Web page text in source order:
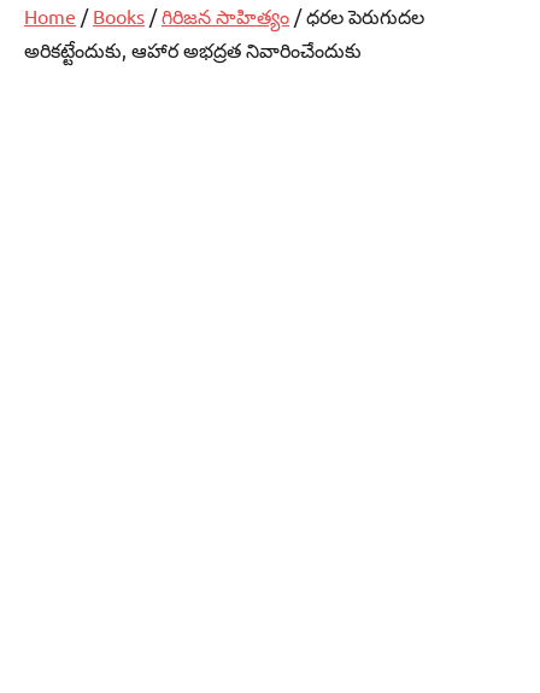
Home / Books /గిరిజన సాహిత్యం / ధరల పెరుగుదల
అరికట్టేందుకు, ఆహార అభద్రత నివారించేందుకు